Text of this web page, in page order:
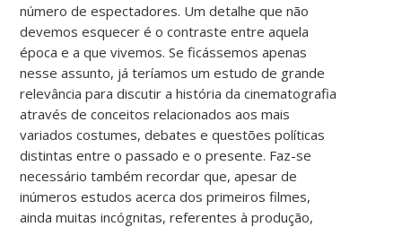
número de espectadores. Um detalhe que não
devemos esquecer é o contraste entre aquela
época e a que vivemos. Se ficássemos apenas
nesse assunto, já teríamos um estudo de grande
relevância para discutir a história da cinematografia
através de conceitos relacionados aos mais
variados costumes, debates e questões políticas
distintas entre o passado e o presente. Faz-se
necessário também recordar que, apesar de
inúmeros estudos acerca dos primeiros filmes,
ainda muitas incógnitas, referentes à produção,